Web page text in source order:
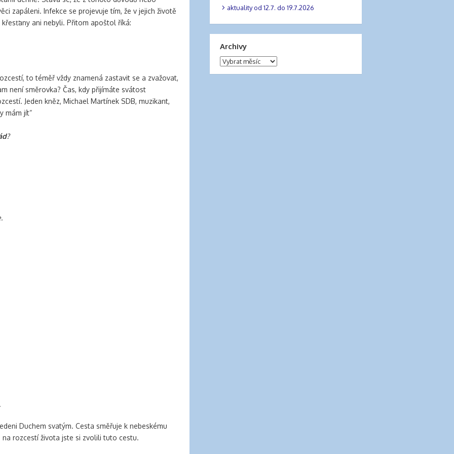
zapáleni. Infekce se projevuje tím, že v jejich životě
ani nebyli. Přitom apoštol říká:
to téměř vždy znamená zastavit se a zvažovat,
není směrovka? Čas, kdy přijímáte svátost
Jeden kněz, Michael Martínek SDB, muzikant,
mám jít“
?
Duchem svatým. Cesta směřuje k nebeskému
rozcestí života jste si zvolili tuto cestu.
aktuality od 12.7. do 19.7.2026
Archivy
Archivy